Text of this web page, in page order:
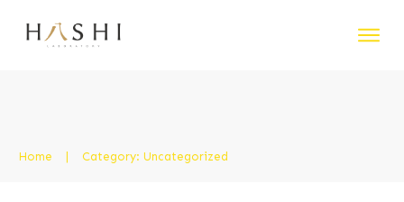
Home Category: Uncategorized